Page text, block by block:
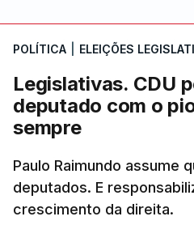
POLÍTICA ELEIÇÕES
Legislativas. CDU
deputado com o
sempre
Paulo Raimundo assume
deputados. E
crescimento da direita.